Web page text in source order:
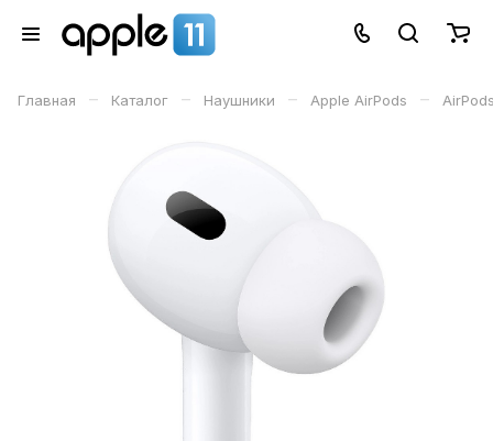
Главная – Каталог – Наушники – Apple AirPods –